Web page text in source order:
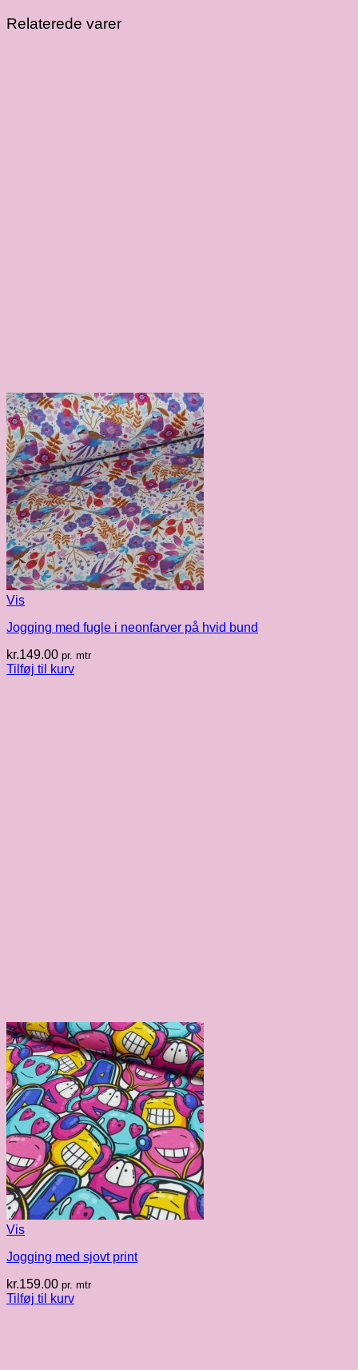
Relaterede varer
Vis
Jogging med fugle i neonfarver på hvid bund
kr.149.00 pr. mtr
Tilføj til kurv
Vis
Jogging med sjovt print
kr.159.00 pr. mtr
Tilføj til kurv